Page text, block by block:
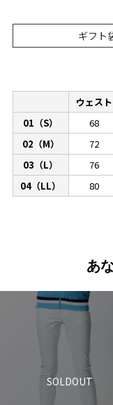
ギフト
ウェスト
01（S）
68
02（M）
72
03（L）
76
04（LL）
80
あ
SOLDOUT